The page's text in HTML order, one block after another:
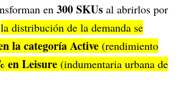
en 300 SKUs al abrirlos por
la distribución de la demanda se
la categoría Active (rendimiento
en Leisure (indumentaria urbana de